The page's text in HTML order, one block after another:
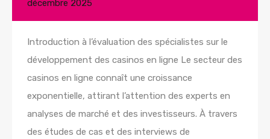
décembre 2025
Introduction à l’évaluation des spécialistes sur le
développement des casinos en ligne Le secteur des
casinos en ligne connaît une croissance
exponentielle, attirant l’attention des experts en
analyses de marché et des investisseurs. À travers
des études de cas et des interviews de